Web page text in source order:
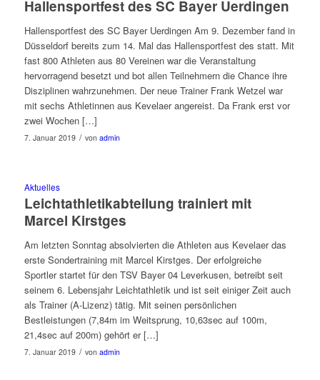
Hallensportfest des SC Bayer Uerdingen
Hallensportfest des SC Bayer Uerdingen Am 9. Dezember fand in
Düsseldorf bereits zum 14. Mal das Hallensportfest des statt. Mit
fast 800 Athleten aus 80 Vereinen war die Veranstaltung
hervorragend besetzt und bot allen Teilnehmern die Chance ihre
Disziplinen wahrzunehmen. Der neue Trainer Frank Wetzel war
mit sechs Athletinnen aus Kevelaer angereist. Da Frank erst vor
zwei Wochen […]
7. Januar 2019 / von admin
Aktuelles
Leichtathletikabteilung trainiert mit
Marcel Kirstges
Am letzten Sonntag absolvierten die Athleten aus Kevelaer das
erste Sondertraining mit Marcel Kirstges. Der erfolgreiche
Sportler startet für den TSV Bayer 04 Leverkusen, betreibt seit
seinem 6. Lebensjahr Leichtathletik und ist seit einiger Zeit auch
als Trainer (A-Lizenz) tätig. Mit seinen persönlichen
Bestleistungen (7,84m im Weitsprung, 10,63sec auf 100m,
21,4sec auf 200m) gehört er […]
7. Januar 2019 / von admin